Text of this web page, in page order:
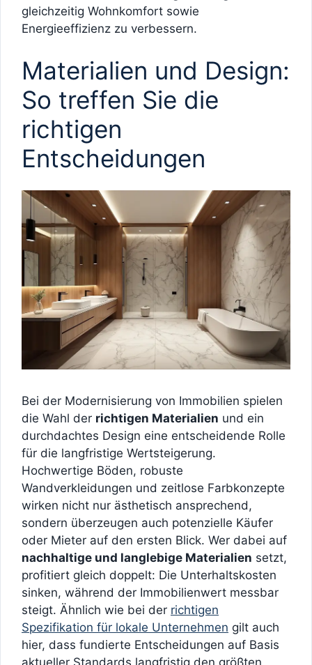
gleichzeitig Wohnkomfort sowie
Energieeffizienz zu verbessern.
Materialien und Design:
So treffen Sie die
richtigen
Entscheidungen
Bei der Modernisierung von Immobilien spielen
die Wahl der richtigen Materialien und ein
durchdachtes Design eine entscheidende Rolle
für die langfristige Wertsteigerung.
Hochwertige Böden, robuste
Wandverkleidungen und zeitlose Farbkonzepte
wirken nicht nur ästhetisch ansprechend,
sondern überzeugen auch potenzielle Käufer
oder Mieter auf den ersten Blick. Wer dabei auf
nachhaltige und langlebige Materialien setzt,
profitiert gleich doppelt: Die Unterhaltskosten
sinken, während der Immobilienwert messbar
steigt. Ähnlich wie bei der richtigen
Spezifikation für lokale Unternehmen gilt auch
hier, dass fundierte Entscheidungen auf Basis
aktueller Standards langfristig den größten